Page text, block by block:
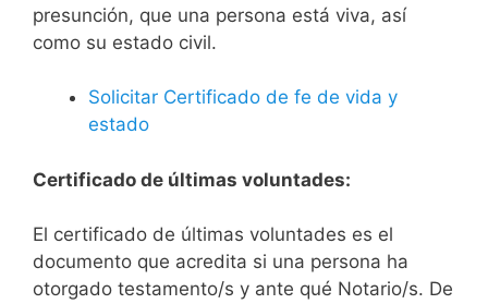
presunción, que una persona está viva, así
como su estado civil.
Solicitar Certificado de fe de vida y
estado
Certificado de últimas voluntades:
El certificado de últimas voluntades es el
documento que acredita si una persona ha
otorgado testamento/s y ante qué Notario/s. De